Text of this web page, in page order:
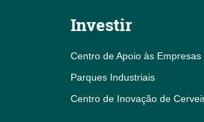
Investir
Centro de Apoio às Empresas
Parques Industriais
Centro de Inovação de